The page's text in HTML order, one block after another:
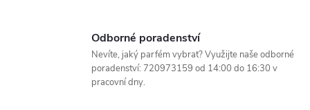
Odborné poradenství
Nevíte, jaký parfém vybrat? Využijte naše odborné
poradenství: 720973159 od 14:00 do 16:30 v
pracovní dny.